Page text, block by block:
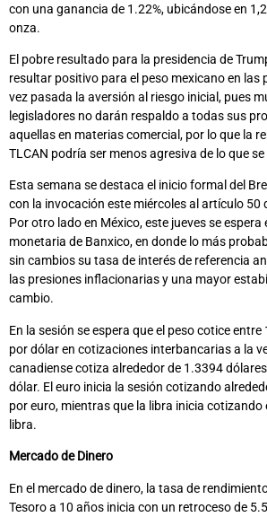
con una ganancia de 1.22%, ubicándose en
onza.
El pobre resultado para la presidencia de
resultar positivo para el peso mexicano en las
vez pasada la aversión al riesgo inicial, pues
legisladores no darán respaldo a todas sus
aquellas en materias comercial, por lo que la
TLCAN podría ser menos agresiva de lo que
Esta semana se destaca el inicio formal del
con la invocación este miércoles al artículo 50
Por otro lado en México, este jueves se
monetaria de Banxico, en donde lo más
sin cambios su tasa de interés de referencia
las presiones inflacionarias y una mayor
cambio.
En la sesión se espera que el peso cotice
por dólar en cotizaciones interbancarias a la
canadiense cotiza alrededor de 1.3394
dólar. El euro inicia la sesión cotizando
por euro, mientras que la libra inicia
libra.
Mercado de Dinero
En el mercado de dinero, la tasa de
Tesoro a 10 años inicia con un retroceso de